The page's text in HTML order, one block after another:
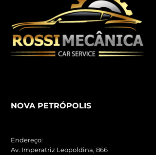
NOVA PETRÓPOLIS
Endereço:
Av. Imperatriz Leopoldina, 866